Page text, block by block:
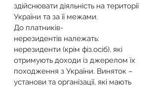
здійснювати діяльність на території
України та за її межами.
До платників-
нерезидентів належать:
нерезиденти (крім фіз.осіб), які
отримують доходи із джерелом їх
походження з України. Виняток –
установи та організації, які мають